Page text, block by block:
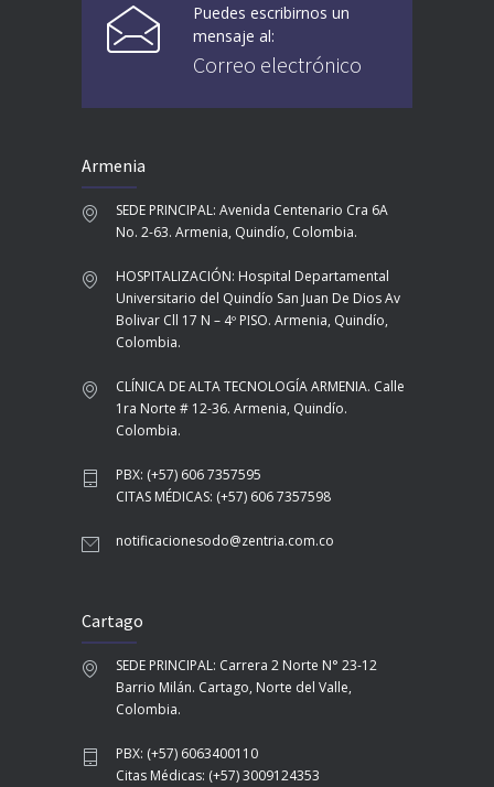
Puedes escribirnos un
mensaje al:
Correo electrónico
Armenia
SEDE PRINCIPAL: Avenida Centenario Cra 6A
No. 2-63. Armenia, Quindío, Colombia.
HOSPITALIZACIÓN: Hospital Departamental
Universitario del Quindío San Juan De Dios Av
Bolivar Cll 17 N – 4º PISO. Armenia, Quindío,
Colombia.
CLÍNICA DE ALTA TECNOLOGÍA ARMENIA. Calle
1ra Norte # 12-36. Armenia, Quindío.
Colombia.
PBX: (+57) 606 7357595
CITAS MÉDICAS: (+57) 606 7357598
notificacionesodo@zentria.com.co
Cartago
SEDE PRINCIPAL: Carrera 2 Norte N° 23-12
Barrio Milán. Cartago, Norte del Valle,
Colombia.
PBX: (+57) 6063400110
Citas Médicas: (+57) 3009124353